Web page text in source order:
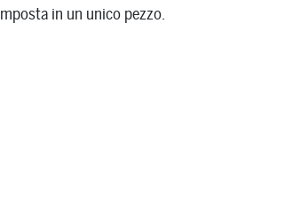
in un unico pezzo.